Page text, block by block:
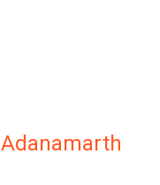
Adanamarth